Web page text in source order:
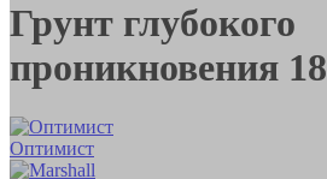
Грунт глубокого
проникновения 18
Оптимист